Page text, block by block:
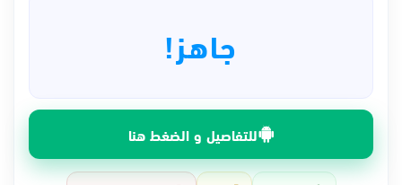
جاهز!
للتفاصيل و الضغط هنا